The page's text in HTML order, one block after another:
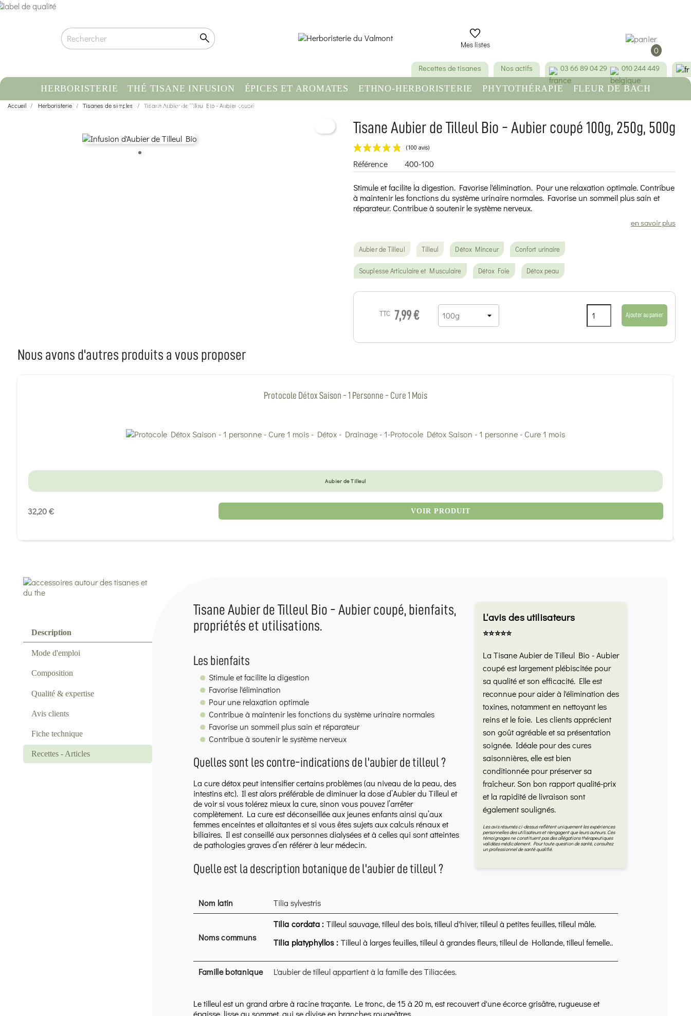
Mes listes 0
Recettes de tisanes Nos actifs 03 66 89 04 29 010 244 449
HERBORISTERIE THÉ TISANE INFUSION ÉPICES ET AROMATES ETHNO-HERBORISTERIE PHYTOTHÉRAPIE
FLEUR DE BACH
HUILE ESSENTIELLE
COMPLÉMENT ALIMENTAIRE
Accueil Herboristerie Tisanes de simples Tisane Aubier de Tilleul Bio - Aubier coupé
Tisane Aubier de Tilleul Bio - Aubier coupé 100g, 250g, 500g
(100 avis)
Référence 400-100
Stimule et facilite la digestion. Favorise l'élimination. Pour une relaxation optimale. Contribue
à maintenir les fonctions du système urinaire normales. Favorise un sommeil plus sain et
réparateur. Contribue à soutenir le système nerveux.
en savoir plus
Aubier de Tilleul Tilleul Détox Minceur Confort urinaire
Souplesse Articulaire et Musculaire Détox Foie Détox peau
TTC 7,99 € Ajouter au panier
Description
Mode d'emploi
Composition
Qualité & expertise
Avis clients
Fiche technique
Recettes - Articles
L'avis des utilisateurs
⭐️⭐️⭐️⭐️⭐️
La Tisane Aubier de Tilleul Bio - Aubier
coupé est largement plébiscitée pour
sa qualité et son efficacité. Elle est
reconnue pour aider à l'élimination des
toxines, notamment en nettoyant les
reins et le foie. Les clients apprécient
son goût agréable et sa présentation
soignée. Idéale pour des cures
saisonnières, elle est bien
conditionnée pour préserver sa
fraîcheur. Son bon rapport qualité-prix
et la rapidité de livraison sont
également soulignés.
Les avis résumés ci-dessus reflètent uniquement les expériences
personnelles des utilisateurs et n'engagent que leurs auteurs. Ces
témoignages ne constituent pas des allégations thérapeutiques
validées médicalement. Pour toute question de santé, consultez
un professionnel de santé qualifié.
Tisane Aubier de Tilleul Bio - Aubier coupé, bienfaits,
propriétés et utilisations.
Les bienfaits
Stimule et facilite la digestion
Favorise l'élimination
Pour une relaxation optimale
Contribue à maintenir les fonctions du système urinaire normales
Favorise un sommeil plus sain et réparateur
Contribue à soutenir le système nerveux
Quelles sont les contre-indications de l'aubier de tilleul ?
La cure détox peut intensifier certains problèmes (au niveau de la peau, des
intestins etc). Il est alors préférable de diminuer la dose d’Aubier du Tilleul et
de voir si vous tolérez mieux la cure, sinon vous pouvez l’arrêter
complètement. La cure est déconseillée aux jeunes enfants ainsi qu’aux
femmes enceintes et allaitantes et si vous êtes sujets aux calculs rénaux et
biliaires. Il est conseillé aux personnes dialysées et à celles qui sont atteintes
de pathologies graves d’en référer à leur médecin.
Quelle est la description botanique de l'aubier de tilleul ?
Nom latin Tilia sylvestris
Noms communs
Tilia cordata : Tilleul sauvage, tilleul des bois, tilleul d'hiver, tilleul à petites feuilles, tilleul mâle.
Tilia platyphyllos : Tilleul à larges feuilles, tilleul à grandes fleurs, tilleul de Hollande, tilleul femelle..
Famille botanique L'aubier de tilleul appartient à la famille des Tiliacées.
Le tilleul est un grand arbre à racine traçante. Le tronc, de 15 à 20 m, est recouvert d'une écorce grisâtre, rugueuse et
épaisse, lisse au sommet, qui se divise en branches rougeâtres.
Nous avons d'autres produits a vous proposer
Protocole Détox Saison - 1 Personne - Cure 1 Mois
Aubier de Tilleul
32,20 € VOIR PRODUIT